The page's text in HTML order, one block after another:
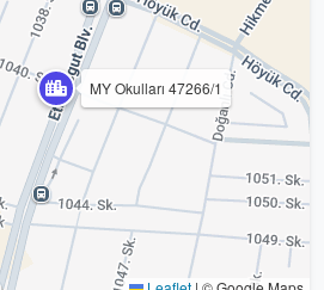
MY Okulları 47266/1